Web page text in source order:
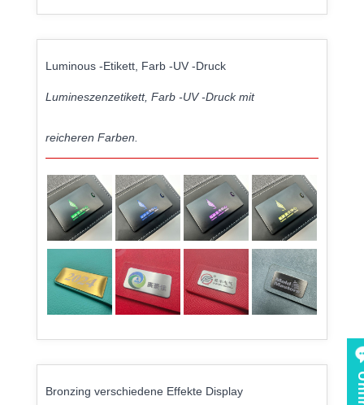
Luminous -Etikett, Farb -UV -Druck
Lumineszenzetikett, Farb -UV -Druck mit
reicheren Farben.
Bronzing verschiedene Effekte Display